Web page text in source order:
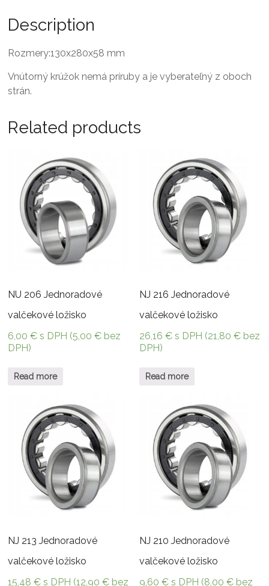
Description
Rozmery:130x280x58 mm
Vnútorný krúžok nemá príruby a je vyberateľný z oboch
strán.
Related products
NU 206 Jednoradové
valčekové ložisko
6,00€ s DPH (5,00€ bez
DPH)
Read more
NJ 216 Jednoradové
valčekové ložisko
26,16€ s DPH (21,80€ bez
DPH)
Read more
NJ 213 Jednoradové
valčekové ložisko
15,48€ s DPH (12,90€ bez
NJ 210 Jednoradové
valčekové ložisko
9,60€ s DPH (8,00€ bez